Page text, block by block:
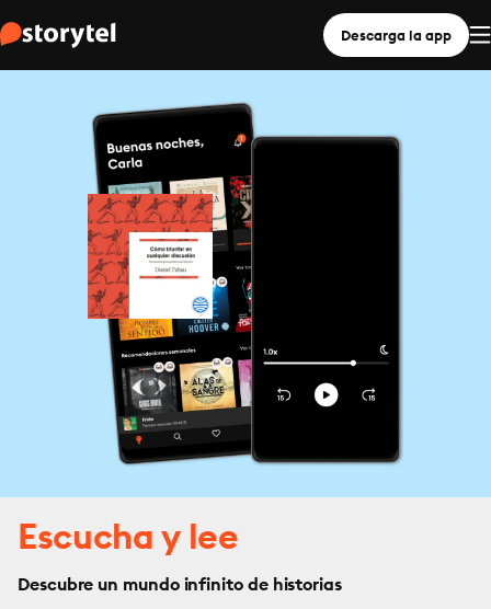
Descarga la app
Escucha y lee
Descubre un mundo infinito de historias